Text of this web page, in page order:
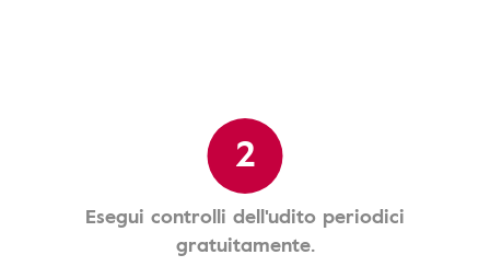
2
Esegui controlli dell'udito periodici
gratuitamente.